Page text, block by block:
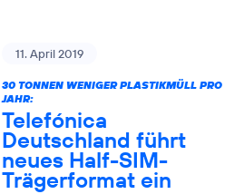
11. April 2019
30 TONNEN WENIGER PLASTIKMÜLL PRO
JAHR:
Telefónica
Deutschland führt
neues Half-SIM-
Trägerformat ein